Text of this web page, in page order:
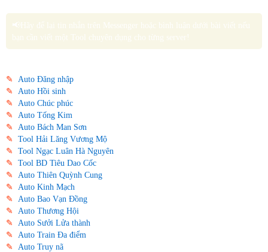
📢Hãy để lại tin nhắn trên Messenger hoặc bình luận dưới bài viết nếu
bạn cần viết một Tool chuyên dụng cho từng server!
✎
Auto Đăng nhập
✎
Auto Hồi sinh
✎
Auto Chúc phúc
✎
Auto Tống Kim
✎
Auto Bách Man Sơn
✎
Tool Hải Lăng Vương Mộ
✎
Tool Ngạc Luân Hà Nguyên
✎
Tool BD Tiêu Dao Cốc
✎
Auto Thiên Quỳnh Cung
✎
Auto Kinh Mạch
✎
Auto Bao Vạn Đồng
✎
Auto Thương Hội
✎
Auto Sưởi Lửa thành
✎
Auto Train Đa điểm
✎
Auto Truy nã